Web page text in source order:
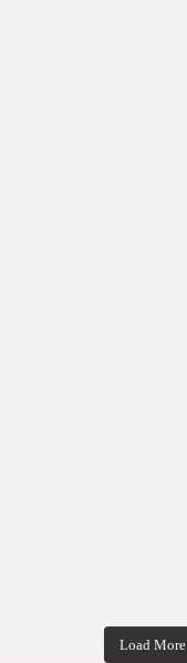
Load More